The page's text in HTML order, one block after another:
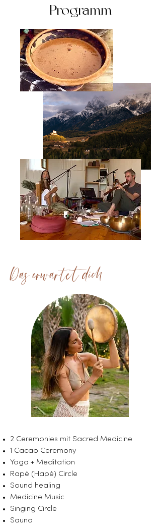
Programm
Das erwartet dich
2 Ceremonies mit Sacred Medicine
1 Cacao Ceremony
Yoga + Meditation
Rapé (Hapé) Circle
Sound healing
Medicine Music
Singing Circle
Sauna